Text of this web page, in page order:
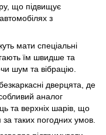
що підвищує
з
мати спеціальні
їм швидше та
шум та вібрацію.
дверцята, де
аналог
та верхніх шарів, що
таких погодних умов.